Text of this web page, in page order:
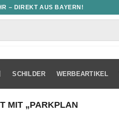
– DIREKT AUS BAYERN!
SCHILDER WERBEARTIKEL
MIT „PARKPLAN